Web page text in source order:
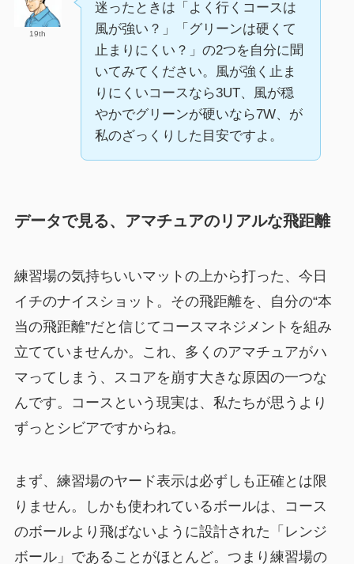
19th
迷ったときは「よく行くコースは
風が強い？」「グリーンは硬くて
止まりにくい？」の2つを自分に聞
いてみてください。風が強く止ま
りにくいコースなら3UT、風が穏
やかでグリーンが硬いなら7W、が
私のざっくりした目安ですよ。
データで見る、アマチュアのリアルな飛距離
練習場の気持ちいいマットの上から打った、今日
イチのナイスショット。その飛距離を、自分の“本
当の飛距離”だと信じてコースマネジメントを組み
立てていませんか。これ、多くのアマチュアがハ
マってしまう、スコアを崩す大きな原因の一つな
んです。コースという現実は、私たちが思うより
ずっとシビアですからね。
まず、練習場のヤード表示は必ずしも正確とは限
りません。しかも使われているボールは、コース
のボールより飛ばないように設計された「レンジ
ボール」であることがほとんど。つまり練習場の